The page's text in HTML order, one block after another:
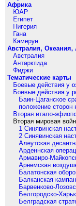
Африка
ЮАР
Египет
Нигерия
Гана
Камерун
Австралия, Океания,
Австралия
Антарктида
Фиджи
Тематические карты
Боевые действия у
Боевые действия у
Баин-Цаганское
положение сторон
Вторая итало-
Вторая мировая
1 Синявинская
2 Синявинская
Алеутская
Арденнская
Армавиро-
Арнемская
Балатонская
Балканская
Барвенково-
Белгородско-
Белградская